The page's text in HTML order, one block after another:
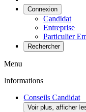
Connexion
Candidat
Entreprise
Particulier
Rechercher
Menu
Informations
Conseils Candidat
Voir plus, afficher